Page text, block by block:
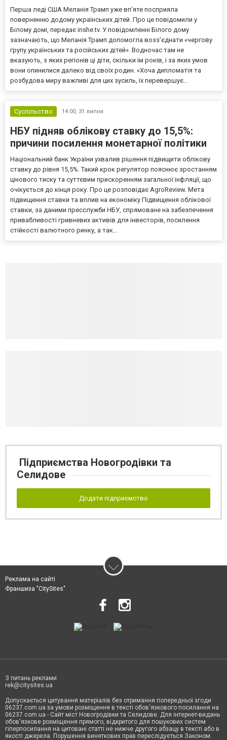
Перша леді США Меланія Трамп уже впʼяте посприяла
поверненню додому українських дітей. Про це повідомили у
Білому домі, передає inshe.tv. У повідомленні Білого дому
зазначають, що Меланія Трамп допомогла возз’єднати «чергову
групу українських та російських дітей». Водночас там не
вказують, з яких регіонів ці діти, скільки їм років, і за яких умов
вони опинилися далеко від своїх родин. «Хоча дипломатія та
розбудова миру важливі для цих зусиль, їх перевершує...
Суспільство 14:00, 31 липня
НБУ підняв облікову ставку до 15,5%:
причини посилення монетарної політики
Національний банк України ухвалив рішення підвищити облікову
ставку до рівня 15,5%. Такий крок регулятор пояснює зростанням
цінового тиску та суттєвим прискоренням загальної інфляції, що
очікується до кінця року. Про це розповідає AgroReview. Мета
підвищення ставки та вплив на економіку Підвищення облікової
ставки, за даними пресслужби НБУ, спрямоване на забезпечення
привабливості гривневих активів для інвесторів, посилення
стійкості валютного ринку, а так...
Підприємства Новогродівки та
Селидове
Додати підприємство
Реклама на сайті
Франшиза "CitySites"
З питань реклами
rek@citysites.ua
Допускається цитування матеріалів без отримання попередньої згоди
06237.com.ua за умови розміщення в тексті обов'язкового посилання на
06237.com.ua - Сайт міст Новогродівки та Селидове. Для інтернет-видань
обов'язкове розміщення прямого, відкритого для пошукових систем
гіперпосилання на цитовані статті не нижче другого абзацу в тексті або в
якості джерела. Порушення виняткових прав переслідується Законом.